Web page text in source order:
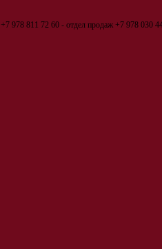
+7 978 811 72 60 - отдел продаж +7 978 030